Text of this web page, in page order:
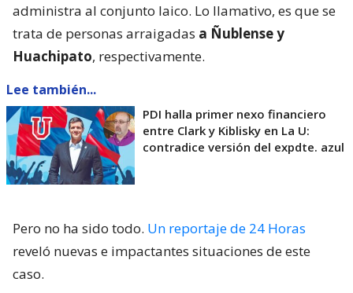
administra al conjunto laico. Lo llamativo, es que se
trata de personas arraigadas a Ñublense y
Huachipato, respectivamente.
Lee también...
PDI halla primer nexo financiero
entre Clark y Kiblisky en La U:
contradice versión del expdte. azul
Pero no ha sido todo. Un reportaje de 24 Horas
reveló nuevas e impactantes situaciones de este
caso.